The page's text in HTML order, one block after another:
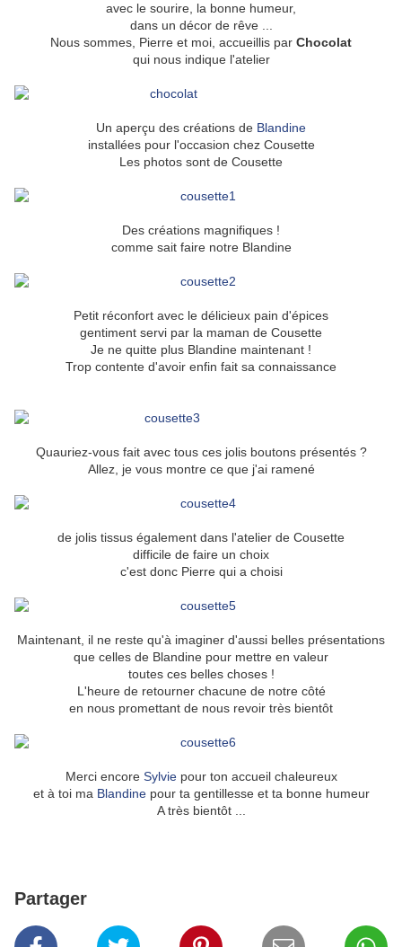
avec le sourire, la bonne humeur,
dans un décor de rêve ...
Nous sommes, Pierre et moi, accueillis par Chocolat
qui nous indique l'atelier
Un aperçu des créations de Blandine
installées pour l'occasion chez Cousette
Les photos sont de Cousette
Des créations magnifiques !
comme sait faire notre Blandine
Petit réconfort avec le délicieux pain d'épices
gentiment servi par la maman de Cousette
Je ne quitte plus Blandine maintenant !
Trop contente d'avoir enfin fait sa connaissance
Quauriez-vous fait avec tous ces jolis boutons présentés ?
Allez, je vous montre ce que j'ai ramené
de jolis tissus également dans l'atelier de Cousette
difficile de faire un choix
c'est donc Pierre qui a choisi
Maintenant, il ne reste qu'à imaginer d'aussi belles présentations
que celles de Blandine pour mettre en valeur
toutes ces belles choses !
L'heure de retourner chacune de notre côté
en nous promettant de nous revoir très bientôt
Merci encore Sylviepour ton accueil chaleureux
et à toi ma Blandinepour ta gentillesse et ta bonne humeur
A très bientôt ...
Partager